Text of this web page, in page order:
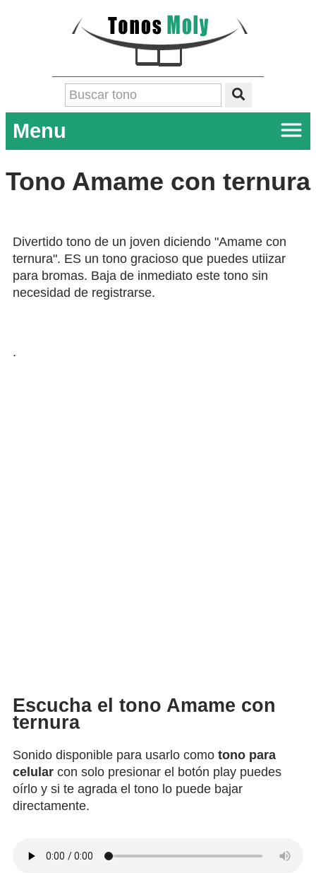
Menu
Tono Amame con ternura
Divertido tono de un joven diciendo "Amame con
ternura". ES un tono gracioso que puedes utiizar
para bromas. Baja de inmediato este tono sin
necesidad de registrarse.
.
Escucha el tono Amame con
ternura
Sonido disponible para usarlo como tono para
celular con solo presionar el botón play puedes
oírlo y si te agrada el tono lo puede bajar
directamente.